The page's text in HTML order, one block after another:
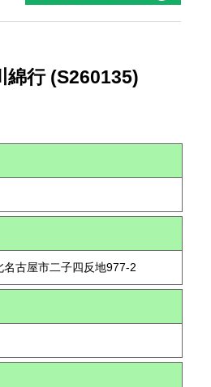
綿行 (S260135)
古屋市二子四反地977-2